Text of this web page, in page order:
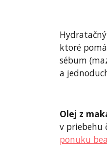
ktoré
sébum
a
Olej z
v priebehu
ponuku